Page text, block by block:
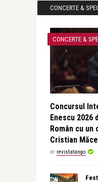
CONCERTE &
CONCERTE &
Concursul
Enescu 2026
Român cu
Cristian
de revistatango